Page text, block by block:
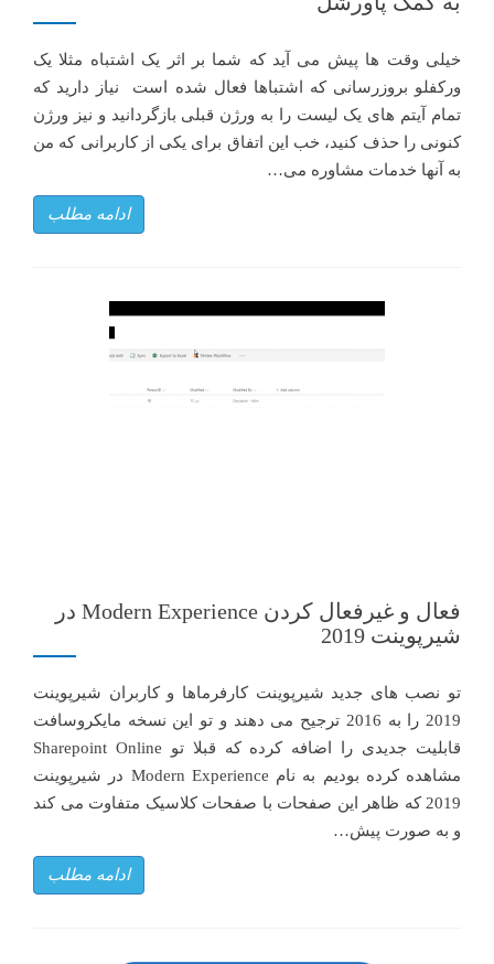
خیلی وقت ها پیش می آید که شما بر اثر یک اشتباه مثلا یک
ورکفلو بروزرسانی که اشتباها فعال شده است نیاز دارید که
تمام آیتم های یک لیست را به ورژن قبلی بازگردانید و نیز ورژن
کنونی را حذف کنید، خب این اتفاق برای یکی از کاربرانی که من
به آنها خدمات مشاوره می…
ادامه مطلب
فعال و غیرفعال کردن Modern Experience در
شیرپوینت 2019
تو نصب های جدید شیرپوینت کارفرماها و کاربران شیرپوینت
2019 را به 2016 ترجیح می دهند و تو این نسخه مایکروسافت
قابلیت جدیدی را اضافه کرده که قبلا تو Sharepoint Online
مشاهده کرده بودیم به نام Modern Experience در شیرپوینت
2019 که ظاهر این صفحات با صفحات کلاسیک متفاوت می کند
و به صورت پیش…
ادامه مطلب